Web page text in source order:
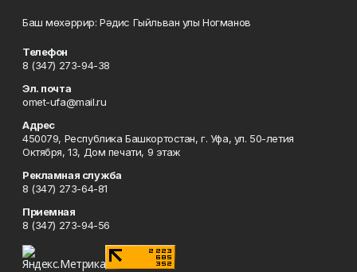
Баш мөхәррир: Рәдис Гыйльван улы Ногманов
Телефон
8 (347) 273-94-38
Эл. почта
omet-ufa@mail.ru
Адрес
450079, Республика Башкортостан, г. Уфа, ул. 50-летия
Октября, 13, Дом печати, 9 этаж
Рекламная служба
8 (347) 273-64-81
Приемная
8 (347) 273-94-56